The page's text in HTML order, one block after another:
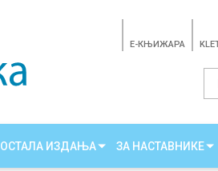
E-КЊИЖАРА
ОСТАЛА ИЗДАЊА ЗА НАСТАВНИКЕ